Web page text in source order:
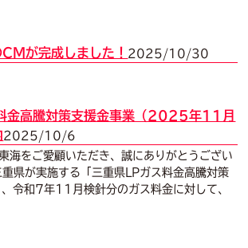
が完成しました！ 2025/10/30
金高騰対策支援金事業（2025年11月
2025/10/6
海をご愛顧いただき、誠にありがとうござい
県が実施する「三重県LPガス料金高騰対策
令和7年11月検針分のガス料金に対して、